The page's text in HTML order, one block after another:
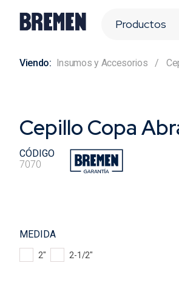
Productos
Insumos y Accesorios
Cepillo Copa
CÓDIGO
7070
MEDIDA
2" 2-1/2"